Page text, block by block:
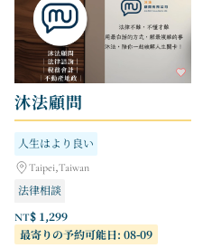
沐法顧問
人生はより良い
Taipei,Taiwan
法律相談
NT$ 1,299
最寄りの予約可能日: 08-09